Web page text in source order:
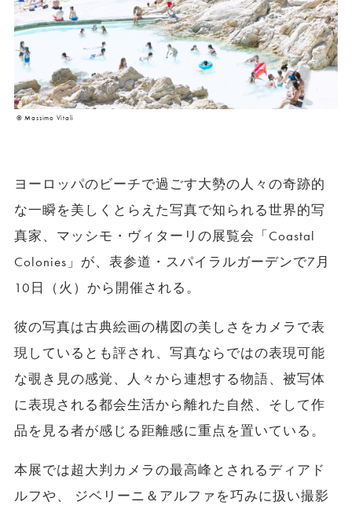
© Massimo Vitali
ヨーロッパのビーチで過ごす大勢の人々の奇跡的
な一瞬を美しくとらえた写真で知られる世界的写
真家、マッシモ・ヴィターリの展覧会「Coastal
Colonies」が、表参道・スパイラルガーデンで7月
10日（火）から開催される。
彼の写真は古典絵画の構図の美しさをカメラで表
現しているとも評され、写真ならではの表現可能
な覗き見の感覚、人々から連想する物語、被写体
に表現される都会生活から離れた自然、そして作
品を見る者が感じる距離感に重点を置いている。
本展では超大判カメラの最高峰とされるディアド
ルフや、 ジベリーニ＆アルファを巧みに扱い撮影